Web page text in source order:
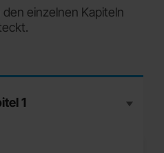
einzelnen Kapiteln
1